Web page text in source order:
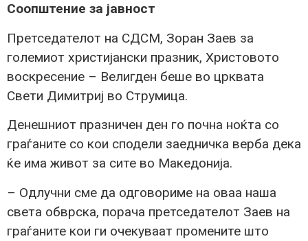
Соопштение за јавност
Претседателот на СДСМ, Зоран Заев за
големиот христијански празник, Христовото
воскресение – Велигден беше во црквата
Свети Димитриј во Струмица.
Денешниот празничен ден го почна ноќта со
граѓаните со кои сподели заедничка верба дека
ќе има живот за сите во Македонија.
– Одлучни сме да одговориме на оваа наша
света обврска, порача претседателот Заев на
граѓаните кои ги очекуваат промените што